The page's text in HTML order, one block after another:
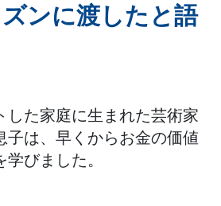
ンに渡したと語
した家庭に生まれた芸術家
子は、早くからお金の価値
びました。